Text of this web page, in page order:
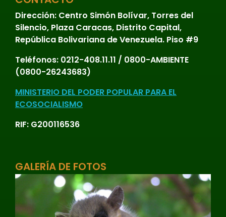
Dirección: Centro Simón Bolívar, Torres del
Silencio, Plaza Caracas, Distrito Capital,
República Bolivariana de Venezuela. Piso #9
Teléfonos: 0212-408.11.11 / 0800-AMBIENTE
(0800-26243683)
MINISTERIO DEL PODER POPULAR PARA EL
ECOSOCIALISMO
RIF: G200116536
GALERÍA DE FOTOS